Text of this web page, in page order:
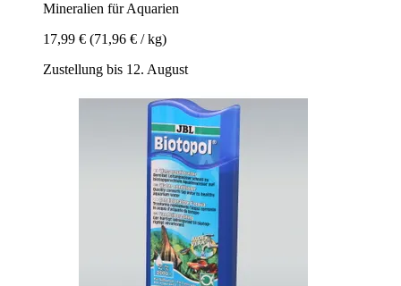
Mineralien für Aquarien
17,99 € (71,96 € / kg)
Zustellung bis 12. August